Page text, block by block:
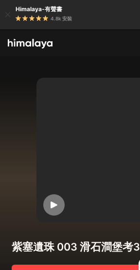
Himalaya-有聲書
4.8k 安裝
紫塞遺珠 003 滑石澗堡考3